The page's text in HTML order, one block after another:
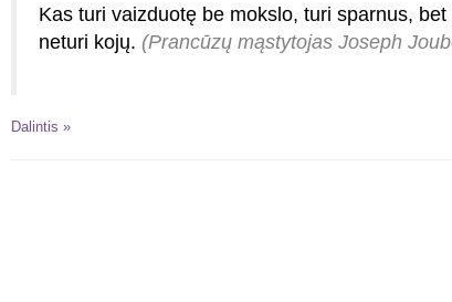
Kas turi vaizduotę be mokslo, turi sparnus, bet
neturi kojų. (Prancūzų mąstytojas Joseph
Dalintis »